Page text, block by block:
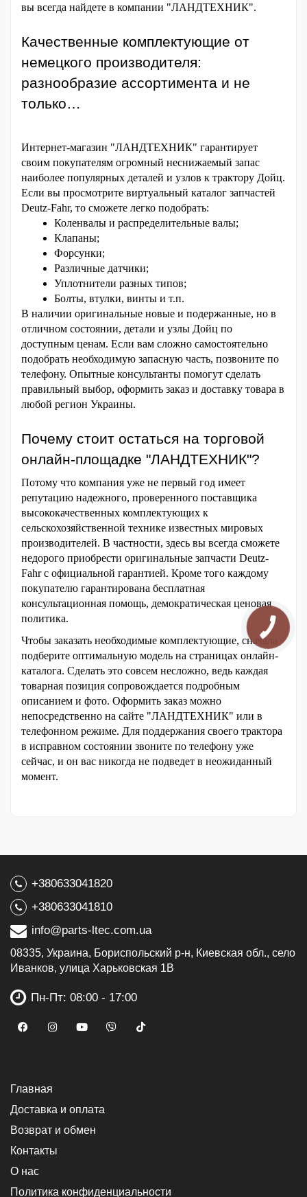
вы всегда найдете в компании "ЛАНДТЕХНИК".
Качественные комплектующие от
немецкого производителя:
разнообразие ассортимента и не
только…
Интернет-магазин "ЛАНДТЕХНИК" гарантирует
своим покупателям огромный неснижаемый запас
наиболее популярных деталей и узлов к трактору Дойц.
Если вы просмотрите виртуальный каталог запчастей
Deutz-Fahr, то сможете легко подобрать:
Коленвалы и распределительные валы;
Клапаны;
Форсунки;
Различные датчики;
Уплотнители разных типов;
Болты, втулки, винты и т.п.
В наличии оригинальные новые и подержанные, но в
отличном состоянии, детали и узлы Дойц по
доступным ценам. Если вам сложно самостоятельно
подобрать необходимую запасную часть, позвоните по
телефону. Опытные консультанты помогут сделать
правильный выбор, оформить заказ и доставку товара в
любой регион Украины.
Почему стоит остаться на торговой
онлайн-площадке "ЛАНДТЕХНИК"?
Потому что компания уже не первый год имеет
репутацию надежного, проверенного поставщика
высококачественных комплектующих к
сельскохозяйственной технике известных мировых
производителей. В частности, здесь вы всегда сможете
недорого приобрести оригинальные запчасти Deutz-
Fahr с официальной гарантией. Кроме того каждому
покупателю гарантирована бесплатная
консультационная помощь, демократическая ценовая
политика.
Чтобы заказать необходимые комплектующие, сначала
подберите оптимальную модель на страницах онлайн-
каталога. Сделать это совсем несложно, ведь каждая
товарная позиция сопровождается подробным
описанием и фото. Оформить заказ можно
непосредственно на сайте "ЛАНДТЕХНИК" или в
телефонном режиме. Для поддержания своего трактора
в исправном состоянии звоните по телефону уже
сейчас, и он вас никогда не подведет в неожиданный
момент.
+380633041820
+380633041810
info@parts-ltec.com.ua
08335, Украина, Бориспольский р-н, Киевская обл., село
Иванков, улица Харьковская 1В
Пн-Пт: 08:00 - 17:00
Главная
Доставка и оплата
Возврат и обмен
Контакты
О нас
Политика конфиденциальности